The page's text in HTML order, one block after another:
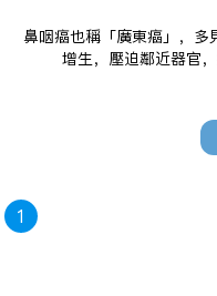
鼻咽癌也稱「廣東癌」，
增生，壓迫鄰近器官
1